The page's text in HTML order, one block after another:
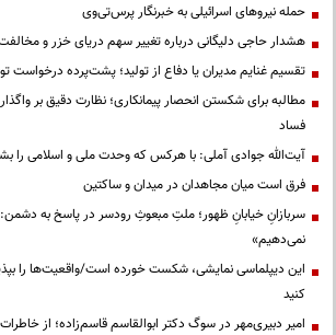
حمله نیروهای اسرائیلی به خبرنگار پرس‌تی‌وی
هشدار حاجی دلیگانی درباره تغییر سهم دریای خزر و مخالفت
تقسیم غنایم مدیران یا دفاع از تولید؛ پشت‌پرده درخواست
مطالبه برای شکستن انحصار پیمانکاری؛ نظارت دقیق بر
فساد
آیت‌الله جوادی آملی: با هرکس که وحدت ملی و اسلامی را
فرق است میان مجاهدان در میدان و ساکتین
سربازانِ خیابانِ ظهور؛ ملتِ مبعوثِ رودسر در پاسخ به دشمن:
نمی‌دهیم»
این دیپلماسی نمایشی، شکست خورده است/واقعیت‌ها را
کنید
امیر دبیری‌مهر در سوگ دکتر ابوالقاسم قاسم‌زاده؛ از